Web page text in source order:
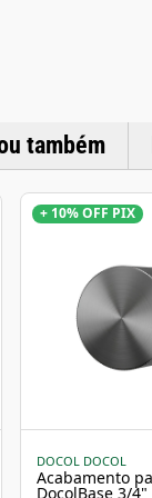
também
DOCOL DOCOL
Acabamento
DocolBase 3/
+ 10% OFF PIX